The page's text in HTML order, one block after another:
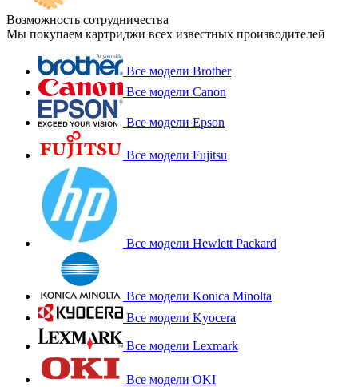
Возможность сотрудничества
Мы покупаем картриджи всех известных производителей
Все модели Brother
Все модели Canon
Все модели Epson
Все модели Fujitsu
Все модели Hewlett Packard
Все модели Konica Minolta
Все модели Kyocera
Все модели Lexmark
Все модели OKI